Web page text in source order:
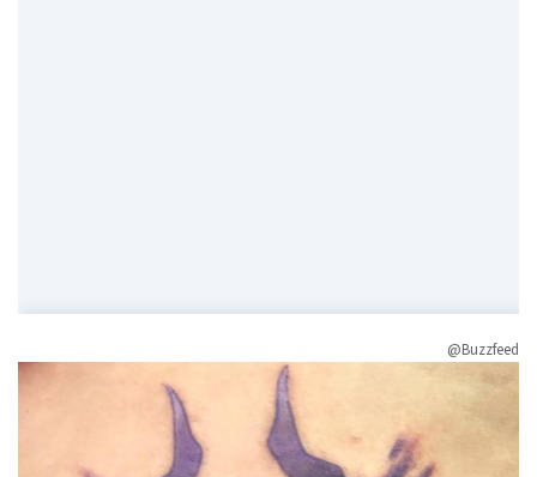
@Buzzfeed